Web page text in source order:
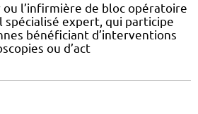
ou l’infirmière de bloc opératoire
expert, qui participe
bénéficiant d’interventions
ou d’act